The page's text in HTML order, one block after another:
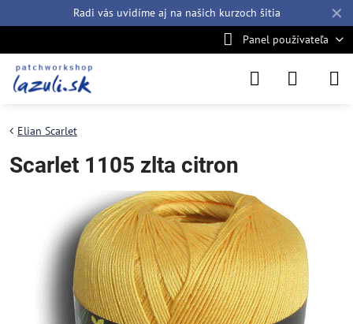
✕
Radi vás uvidíme aj na našich kurzoch šitia
Panel používateľa
Elian Scarlet
Scarlet 1105 zlta citron